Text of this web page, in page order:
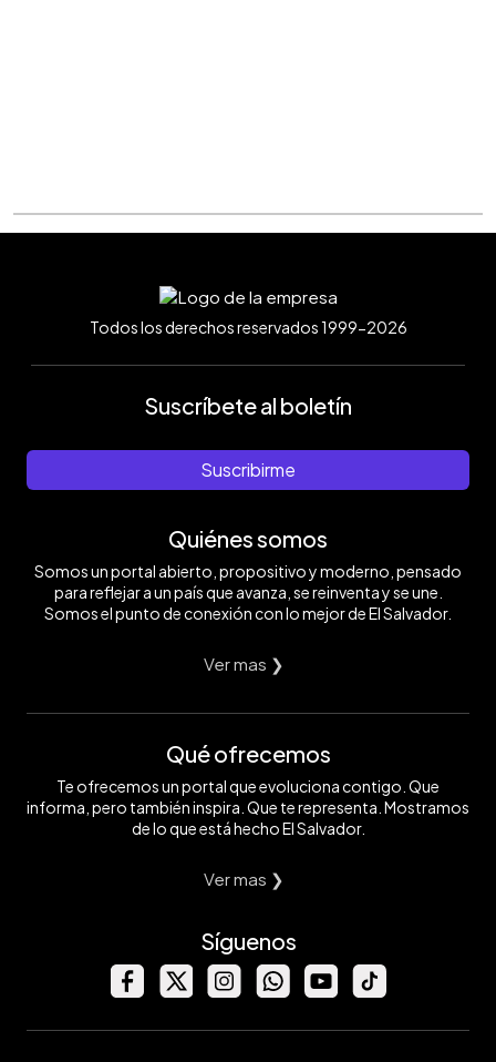
Todos los derechos reservados 1999-2026
Suscríbete al boletín
Suscribirme
Quiénes somos
Somos un portal abierto, propositivo y moderno, pensado
para reflejar a un país que avanza, se reinventa y se une.
Somos el punto de conexión con lo mejor de El Salvador.
Ver mas ❯
Qué ofrecemos
Te ofrecemos un portal que evoluciona contigo. Que
informa, pero también inspira. Que te representa. Mostramos
de lo que está hecho El Salvador.
Ver mas ❯
Síguenos